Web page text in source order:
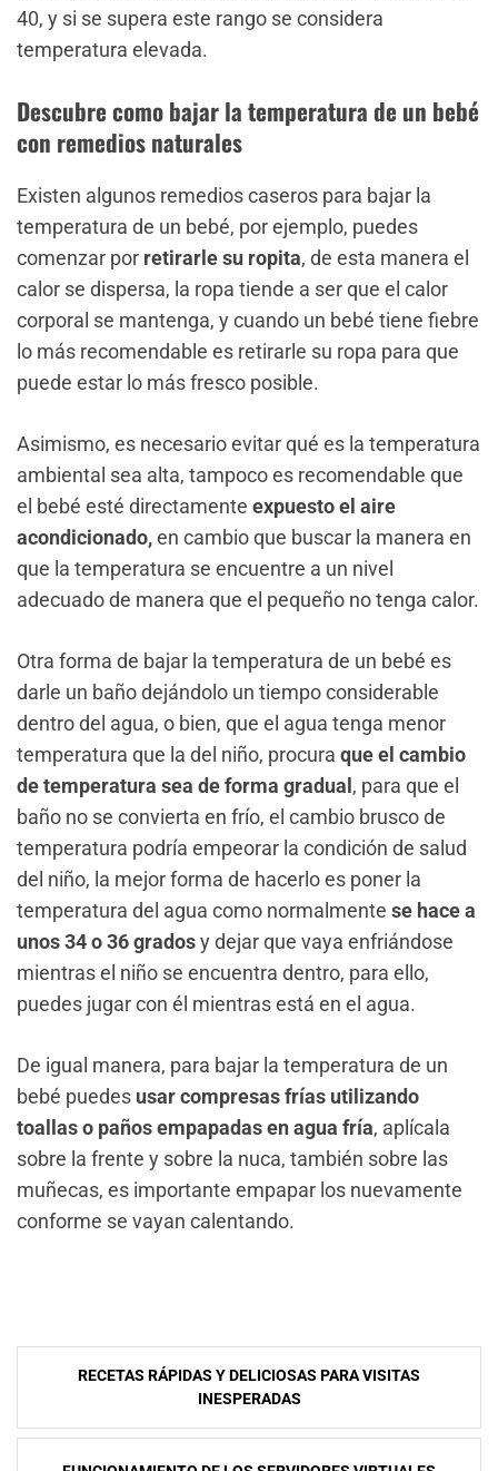
40, y si se supera este rango se considera
temperatura elevada.
Descubre como bajar la temperatura de un bebé
con remedios naturales
Existen algunos remedios caseros para bajar la
temperatura de un bebé, por ejemplo, puedes
comenzar por retirarle su ropita, de esta manera el
calor se dispersa, la ropa tiende a ser que el calor
corporal se mantenga, y cuando un bebé tiene fiebre
lo más recomendable es retirarle su ropa para que
puede estar lo más fresco posible.
Asimismo, es necesario evitar qué es la temperatura
ambiental sea alta, tampoco es recomendable que
el bebé esté directamente expuesto el aire
acondicionado,en cambio que buscar la manera en
que la temperatura se encuentre a un nivel
adecuado de manera que el pequeño no tenga calor.
Otra forma de bajar la temperatura de un bebé es
darle un baño dejándolo un tiempo considerable
dentro del agua, o bien, que el agua tenga menor
temperatura que la del niño, procura que el cambio
de temperatura sea de forma gradual, para que el
baño no se convierta en frío, el cambio brusco de
temperatura podría empeorar la condición de salud
del niño, la mejor forma de hacerlo es poner la
temperatura del agua como normalmente se hace a
unos 34 o 36 gradosy dejar que vaya enfriándose
mientras el niño se encuentra dentro, para ello,
puedes jugar con él mientras está en el agua.
De igual manera, para bajar la temperatura de un
bebé puedes usar compresas frías utilizando
toallas o paños empapadas en agua fría, aplícala
sobre la frente y sobre la nuca, también sobre las
muñecas, es importante empapar los nuevamente
conforme se vayan calentando.
Navegación
entradas
RECETAS RÁPIDAS Y DELICIOSAS PARA VISITAS
INESPERADAS